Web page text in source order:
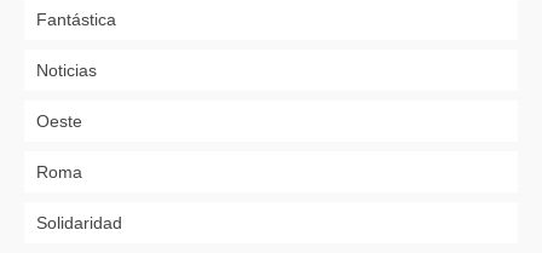
Fantástica
Noticias
Oeste
Roma
Solidaridad